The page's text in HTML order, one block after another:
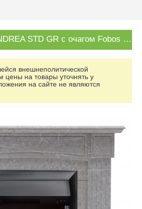
STD GR с очагом Fobos Lux Blackв
Электрокамин ANDREA STD GR с очагом Fobos Lux Blackв наличии и под заказ
внешнеполитической
цены на товары уточнять у
на сайте не являются